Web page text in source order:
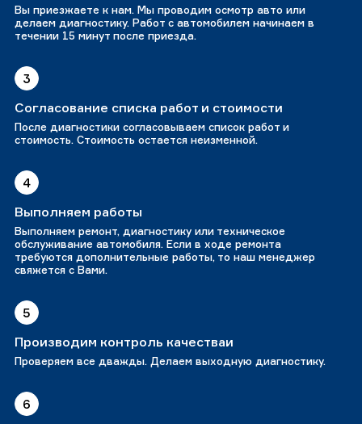
Вы приезжаете к нам. Мы проводим осмотр авто или
делаем диагностику. Работ с автомобилем начинаем в
течении 15 минут после приезда.
3
Согласование списка работ и стоимости
После диагностики согласовываем список работ и
стоимость. Стоимость остается неизменной.
4
Выполняем работы
Выполняем ремонт, диагностику или техническое
обслуживание автомобиля. Если в ходе ремонта
требуются дополнительные работы, то наш менеджер
свяжется с Вами.
5
Производим контроль качестваи
Проверяем все дважды. Делаем выходную диагностику.
6